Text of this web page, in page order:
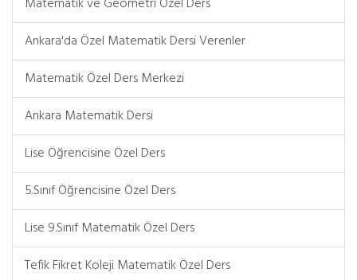
Ankara'da Özel Matematik Dersi Verenler
Matematik Özel Ders Merkezi
Ankara Matematik Dersi
Lise Öğrencisine Özel Ders
5.Sınıf Öğrencisine Özel Ders
Lise 9.Sınıf Matematik Özel Ders
Tefik Fikret Koleji Matematik Özel Ders